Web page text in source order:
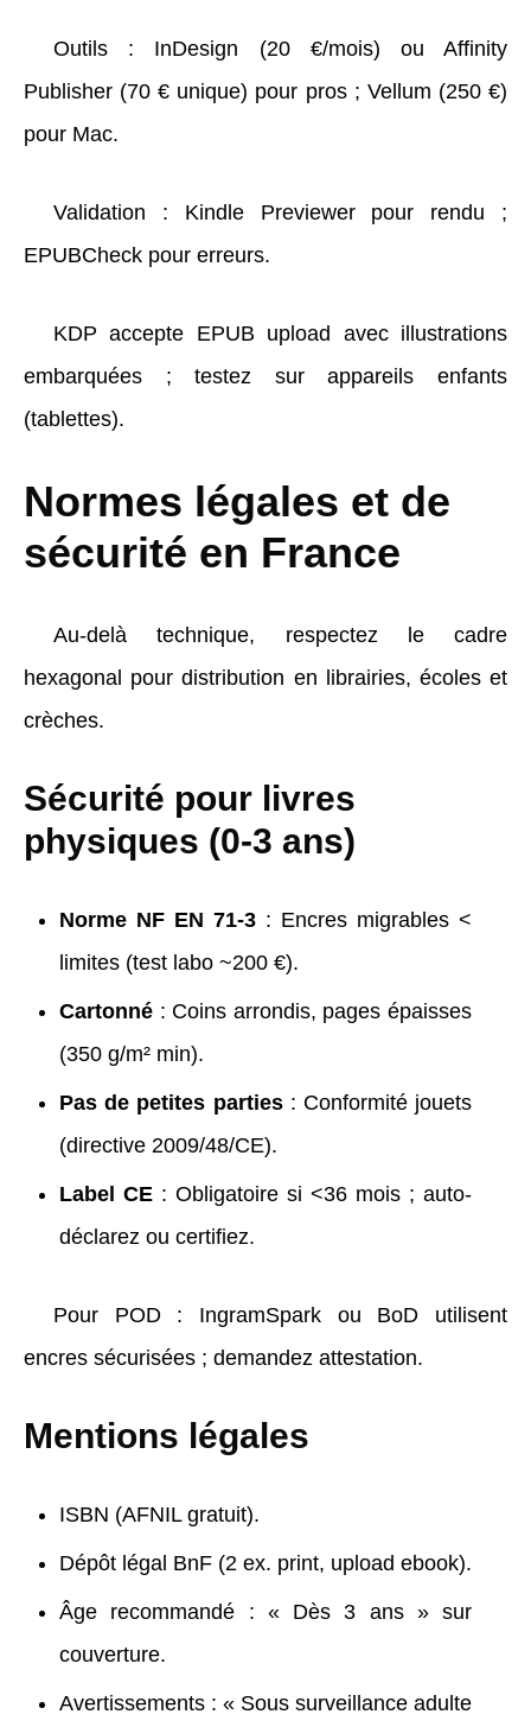
Outils : InDesign (20 €/mois) ou Affinity
Publisher (70 € unique) pour pros ; Vellum (250 €)
pour Mac.
Validation : Kindle Previewer pour rendu ;
EPUBCheck pour erreurs.
KDP accepte EPUB upload avec illustrations
embarquées ; testez sur appareils enfants
(tablettes).
Normes légales et de
sécurité en France
Au-delà technique, respectez le cadre
hexagonal pour distribution en librairies, écoles et
crèches.
Sécurité pour livres
physiques (0-3 ans)
Norme NF EN 71-3 : Encres migrables <
limites (test labo ~200 €).
Cartonné : Coins arrondis, pages épaisses
(350 g/m² min).
Pas de petites parties: Conformité jouets
(directive 2009/48/CE).
Label CE : Obligatoire si <36 mois ; auto-
déclarez ou certifiez.
Pour POD : IngramSpark ou BoD utilisent
encres sécurisées ; demandez attestation.
Mentions légales
ISBN (AFNIL gratuit).
Dépôt légal BnF (2 ex. print, upload ebook).
Âge recommandé : « Dès 3 ans » sur
couverture.
Avertissements : « Sous surveillance adulte